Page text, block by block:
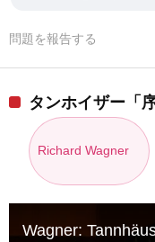
問題を報告する
タンホイザー「序
Richard Wagner
Wagner: